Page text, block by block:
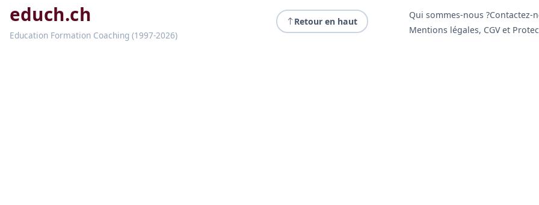
educh.ch
Education Formation Coaching (1997-2026)
Retour en haut
Qui sommes-nous ?Contactez-
Mentions légales, CGV et